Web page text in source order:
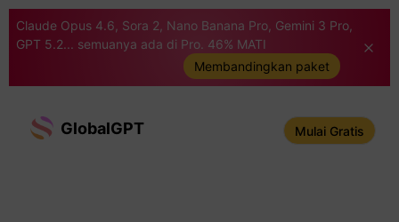
Claude Opus 4.6, Sora 2, Nano Banana Pro, Gemini 3 Pro,
GPT 5.2... semuanya ada di Pro. 46% MATI
Membandingkan paket
GlobalGPT Mulai Gratis